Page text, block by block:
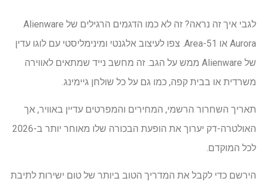
לגבי איך זה נראה? זה לא כמו הדגמים הרגילים של Alienware
Aurora או Area-51. צפו לעיצוב אלגנטי ומינימליסטי עם לוגו עדין
של Alienware ממש על הגב. זה מחשב נייד שמתאים לאווירה
משרדית או בבית קפה, כמו גם על כל שולחן גיימינג.
תאריך השחרור הרשמי, המחירים והמפרטים עדיין באוויר, אך
האולטרה-דק יערוך את הופעת הבכורה שלו מאוחר יותר ב-2026
לכל המוקדם.
הירשם כדי לקבל את המדריך הטוב ביותר של טום ישירות לתיבת